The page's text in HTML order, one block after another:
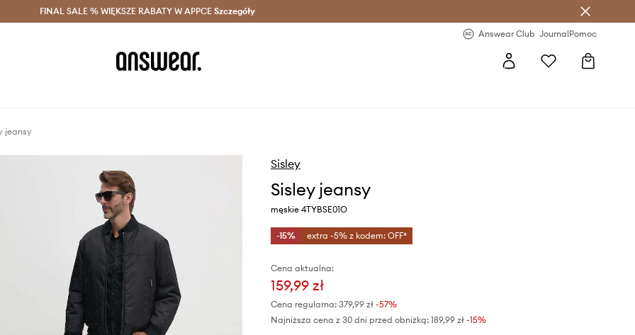
Oszczędzaj z Answear Club > Dostawa nawet w 24h >
FINAL SALE % WIĘKSZE RABATY W APPCE Szczegóły
Answear Club JournalPomoc
jeansy
Sisley
Sisley jeansy
męskie 4TYBSE01O
-15% extra -5% z kodem: OFF*
Cena aktualna:
159,99 zł
Cena regularna: 379,99 zł-57%
Najniższa cena z 30 dni przed obniżką: 189,99 zł -15%